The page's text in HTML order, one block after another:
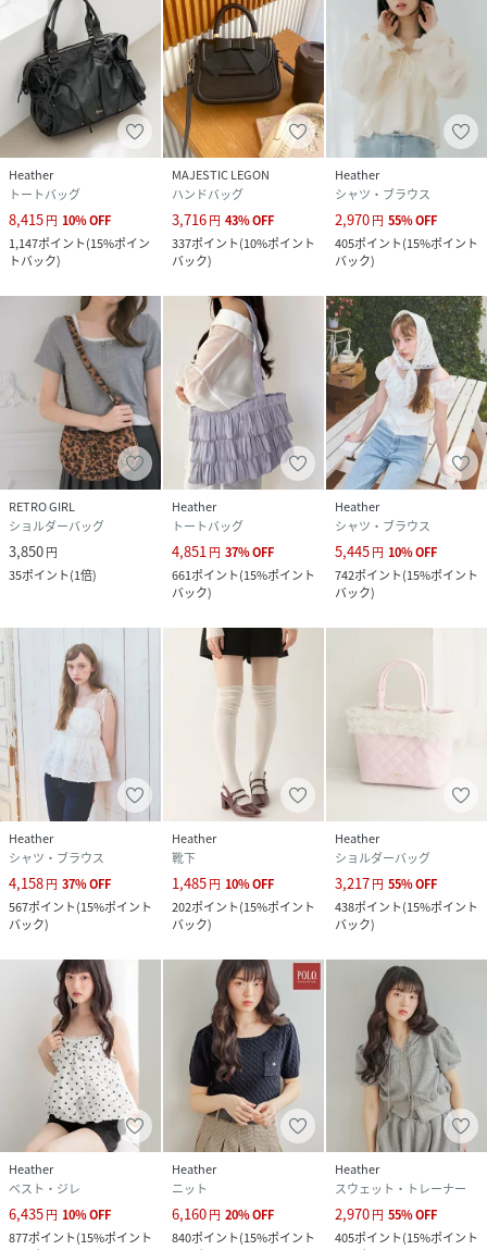
Heather
トートバッグ
8,415円 10%OFF
1,147ポイント(15%ポイン
トバック)
MAJESTIC LEGON
ハンドバッグ
3,716円 43%OFF
337ポイント(10%ポイント
バック)
Heather
シャツ・ブラウス
2,970円 55%OFF
405ポイント(15%ポイント
バック)
RETRO GIRL
ショルダーバッグ
3,850円
35ポイント(1倍)
Heather
トートバッグ
4,851円 37%OFF
661ポイント(15%ポイント
バック)
Heather
シャツ・ブラウス
5,445円 10%OFF
742ポイント(15%ポイント
バック)
Heather
シャツ・ブラウス
4,158円 37%OFF
567ポイント(15%ポイント
バック)
Heather
靴下
1,485円 10%OFF
202ポイント(15%ポイント
バック)
Heather
ショルダーバッグ
3,217円 55%OFF
438ポイント(15%ポイント
バック)
Heather
ベスト・ジレ
6,435円 10%OFF
877ポイント(15%ポイント
Heather
ニット
6,160円 20%OFF
840ポイント(15%ポイント
Heather
スウェット・トレーナー
2,970円 55%OFF
405ポイント(15%ポイント